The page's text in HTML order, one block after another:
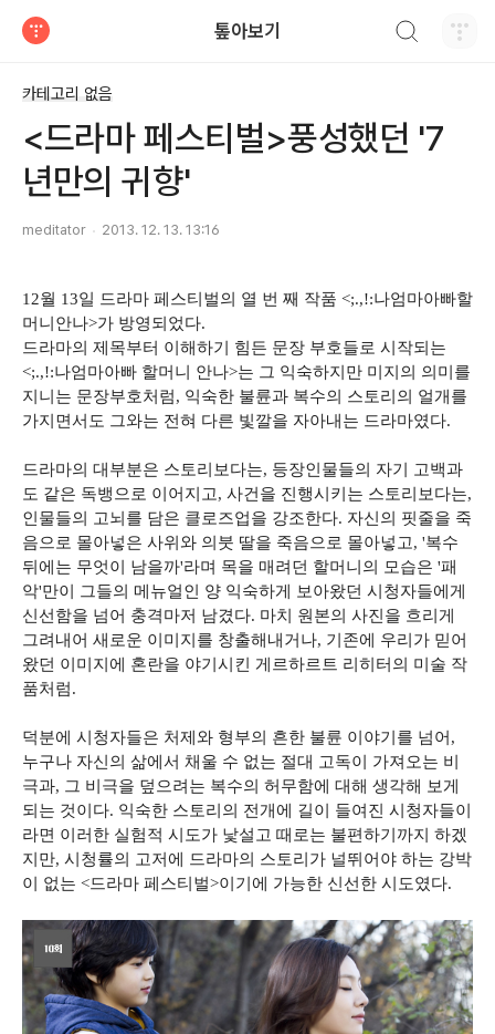
톺아보기
카테고리 없음
<드라마 페스티벌>풍성했던 '7
년만의 귀향'
meditator 2013. 12. 13. 13:16
12월 13일 드라마 페스티벌의 열 번 째 작품 <;.,!:나엄마아빠할
머니안나>가 방영되었다.
드라마의 제목부터 이해하기 힘든 문장 부호들로 시작되는
<;.,!:나엄마아빠 할머니 안나>는 그 익숙하지만 미지의 의미를
지니는 문장부호처럼, 익숙한 불륜과 복수의 스토리의 얼개를
가지면서도 그와는 전혀 다른 빛깔을 자아내는 드라마였다.
드라마의 대부분은 스토리보다는, 등장인물들의 자기 고백과
도 같은 독뱅으로 이어지고, 사건을 진행시키는 스토리보다는,
인물들의 고뇌를 담은 클로즈업을 강조한다. 자신의 핏줄을 죽
음으로 몰아넣은 사위와 의붓 딸을 죽음으로 몰아넣고, '복수
뒤에는 무엇이 남을까'라며 목을 매려던 할머니의 모습은 '패
악'만이 그들의 메뉴얼인 양 익숙하게 보아왔던 시청자들에게
신선함을 넘어 충격마저 남겼다. 마치 원본의 사진을 흐리게
그려내어 새로운 이미지를 창출해내거나, 기존에 우리가 믿어
왔던 이미지에 혼란을 야기시킨 게르하르트 리히터의 미술 작
품처럼.
덕분에 시청자들은 처제와 형부의 흔한 불륜 이야기를 넘어,
누구나 자신의 삶에서 채울 수 없는 절대 고독이 가져오는 비
극과, 그 비극을 덮으려는 복수의 허무함에 대해 생각해 보게
되는 것이다. 익숙한 스토리의 전개에 길이 들여진 시청자들이
라면 이러한 실험적 시도가 낯설고 때로는 불편하기까지 하겠
지만, 시청률의 고저에 드라마의 스토리가 널뛰어야 하는 강박
이 없는 <드라마 페스티벌>이기에 가능한 신선한 시도였다.